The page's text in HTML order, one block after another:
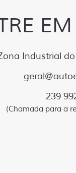
Industrial
239
(Chamada para a